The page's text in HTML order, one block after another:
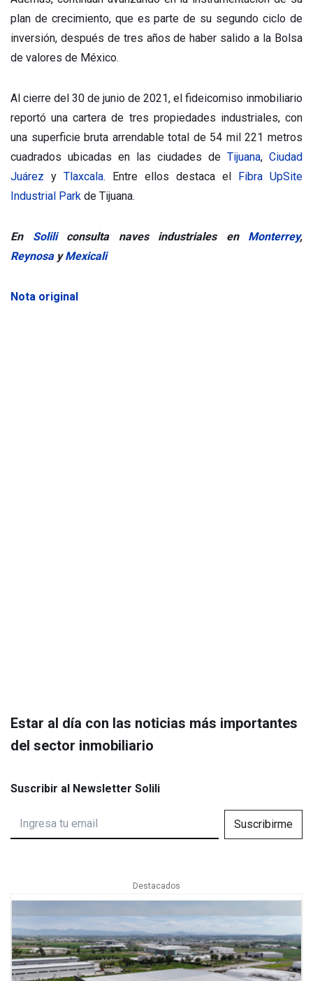
plan de crecimiento, que es parte de su segundo ciclo de
inversión, después de tres años de haber salido a la Bolsa
de valores de México.
Al cierre del 30 de junio de 2021, el fideicomiso inmobiliario
reportó una cartera de tres propiedades industriales, con
una superficie bruta arrendable total de 54 mil 221 metros
cuadrados ubicadas en las ciudades de Tijuana, Ciudad
Juárez y Tlaxcala. Entre ellos destaca el Fibra UpSite
Industrial Park de Tijuana.
En Soliliconsulta naves industriales en Monterrey,
ReynosayMexicali
Nota original
Estar al día con las noticias más importantes
del sector inmobiliario
Suscribir al Newsletter Solili
Suscribirme
Destacados